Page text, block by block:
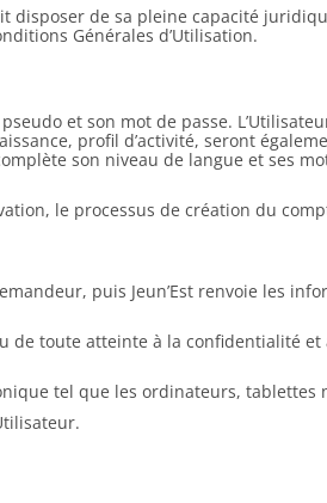
disposer de sa pleine capacité
Générales d’Utilisation.
et son mot de passe.
profil d’activité, seront
son niveau de langue et ses
le processus de création du
puis Jeun’Est renvoie les
de toute atteinte à la confidentialité
tel que les ordinateurs, tablettes